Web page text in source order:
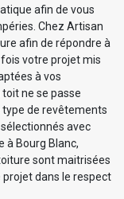
afin de vous
Chez Artisan
afin de répondre à
votre projet mis
à vos
ne se passe
de revêtements
avec
à Bourg Blanc,
sont maitrisées
dans le respect